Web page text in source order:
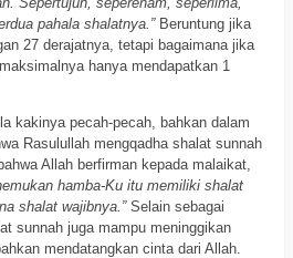
pahala shalatnya.” Beruntung jika
27 derajatnya, tetapi bagaimana jika
hanya mendapatkan 1
kakinya pecah-pecah, bahkan dalam
Rasulullah mengqadha shalat sunnah
Allah berfirman kepada malaikat,
hamba-Ku itu memiliki shalat
shalat wajibnya.” Selain sebagai
sunnah juga mampu meninggikan
mendatangkan cinta dari Allah.